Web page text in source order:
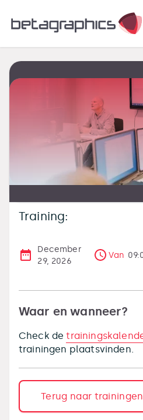
Training:
December
29, 2026
Van
Waar en wanneer?
Check de
trainingen plaatsvinden.
Terug naar